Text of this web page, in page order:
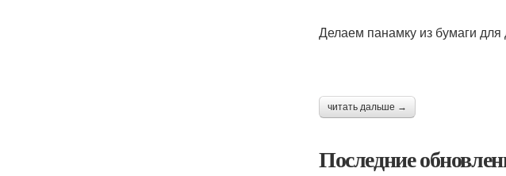
Делаем панамку из бумаги для
читать дальше →
Последние